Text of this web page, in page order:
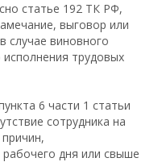
статье 192 ТК РФ,
выговор или
случае виновного
трудовых
6 части 1 статьи
сотрудника на
дня или свыше